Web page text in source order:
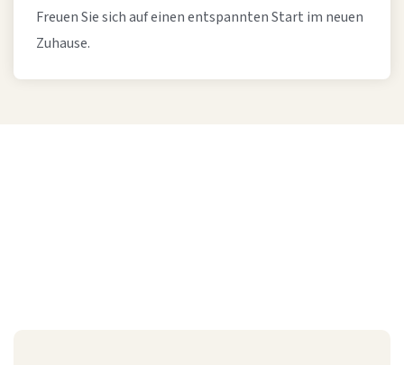
Freuen Sie sich auf einen entspannten Start im neuen
Zuhause.